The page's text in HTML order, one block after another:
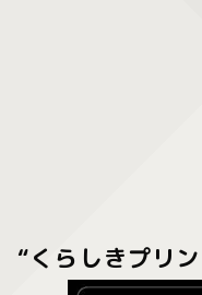
“くらしきプリ